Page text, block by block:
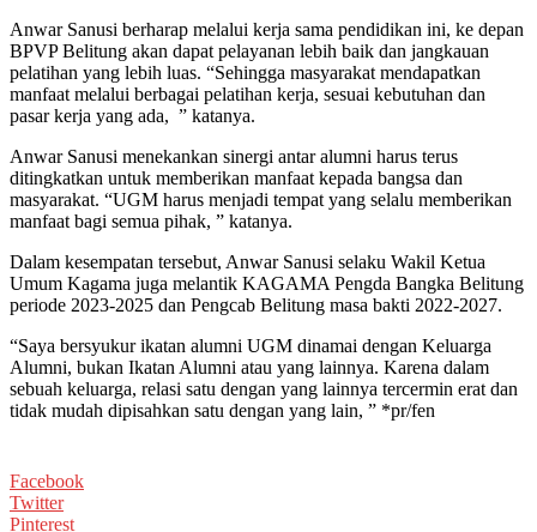
Anwar Sanusi berharap melalui kerja sama pendidikan ini, ke depan
BPVP Belitung akan dapat pelayanan lebih baik dan jangkauan
pelatihan yang lebih luas. “Sehingga masyarakat mendapatkan
manfaat melalui berbagai pelatihan kerja, sesuai kebutuhan dan
pasar kerja yang ada, ” katanya.
Anwar Sanusi menekankan sinergi antar alumni harus terus
ditingkatkan untuk memberikan manfaat kepada bangsa dan
masyarakat. “UGM harus menjadi tempat yang selalu memberikan
manfaat bagi semua pihak, ” katanya.
Dalam kesempatan tersebut, Anwar Sanusi selaku Wakil Ketua
Umum Kagama juga melantik KAGAMA Pengda Bangka Belitung
periode 2023-2025 dan Pengcab Belitung masa bakti 2022-2027.
“Saya bersyukur ikatan alumni UGM dinamai dengan Keluarga
Alumni, bukan Ikatan Alumni atau yang lainnya. Karena dalam
sebuah keluarga, relasi satu dengan yang lainnya tercermin erat dan
tidak mudah dipisahkan satu dengan yang lain, ” *pr/fen
Facebook
Twitter
Pinterest